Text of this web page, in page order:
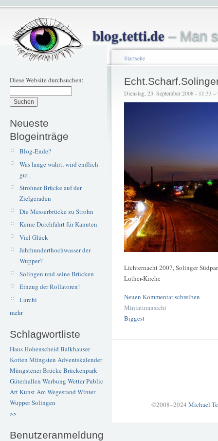
blog.tetti.de– Man
Diese Website durchsuchen:
Neueste
Blogeinträge
Blog-Ende?
Was lange währt, wird endlich
gut.
Strohner Brücke auf der
Zielgeraden
Die Messerbrücke zu Strohn
Keine Durchfahrt für Kanuten
Viel Glück
Jahrhunderthochwasser der
Wupper?
Solingen und seine Brücken
Einzug der Rollatoren!
Lurchi
mehr
Schlagwortliste
Haus Hohenscheid Balkhauser
Kotten Müngsten Adventskalender
Müngstener BrückeBrückenpark
Güterhallen Werbung WetterPublic
ArtKunstAm Wegesrand Winter
WupperSolingen
>>
Benutzeranmeldung
Startseite
Dienstag, 23. September 2008 - 11:33 –
Lichternacht 2007, Solinger
Luther-Kirche
Neuen Kommentar schreiben
Miniaturansicht
Biggest
©2008–2024 Michael